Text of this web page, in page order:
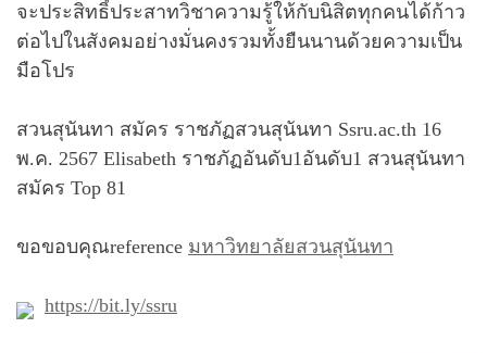
จะประสิทธิ์ประสาทวิชาความรู้ให้กับนิสิตทุกคนได้ก้าว
ต่อไปในสังคมอย่างมั่นคงรวมทั้งยืนนานด้วยความเป็น
มือโปร
สวนสุนันทา สมัคร ราชภัฏสวนสุนันทา Ssru.ac.th 16
พ.ค. 2567 Elisabeth ราชภัฏอันดับ1อันดับ1 สวนสุนันทา
สมัคร Top 81
ขอขอบคุณreference มหาวิทยาลัยสวนสุนันทา
https://bit.ly/ssru